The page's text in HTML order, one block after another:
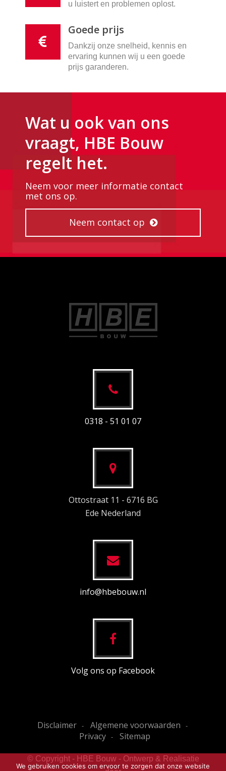
u luistert en problemen oplost.
Goede prijs
Dankzij onze snelheid, kennis en
ervaring kunnen wij u een goede
prijs garanderen.
Wat u ook van ons
vraagt, HBE Bouw
regelt het.
Neem voor meer informatie contact
met ons op.
Neem contact op
0318 - 51 01 07
Ottostraat 11 - 6716 BG
Ede Nederland
info@hbebouw.nl
Volg ons op Facebook
Disclaimer
Algemene voorwaarden
Privacy
Sitemap
© Copyright - HBE Bouw - Ontwerp & Realisatie
We gebruiken cookies om ervoor te zorgen dat onze website